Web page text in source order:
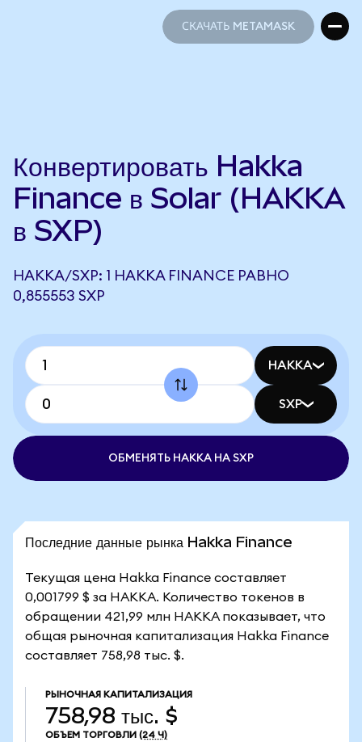
СКАЧАТЬ METAMASK
Конвертировать Hakka
Finance в Solar (HAKKA
в SXP)
HAKKA/SXP: 1 HAKKA FINANCE РАВНО
0,855553 SXP
HAKKA
SXP
ОБМЕНЯТЬ HAKKA НА SXP
Последние данные рынка Hakka Finance
Текущая цена Hakka Finance составляет
0,001799 $ за HAKKA. Количество токенов в
обращении 421,99 млн HAKKA показывает, что
общая рыночная капитализация Hakka Finance
составляет 758,98 тыс. $.
РЫНОЧНАЯ КАПИТАЛИЗАЦИЯ
758,98 тыс. $
ОБЪЕМ ТОРГОВЛИ (24 Ч)